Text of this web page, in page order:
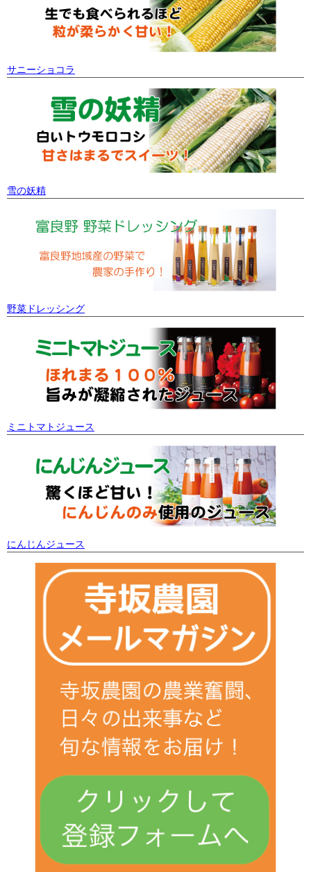
サニーショコラ
雪の妖精
野菜ドレッシング
ミニトマトジュース
にんじんジュース